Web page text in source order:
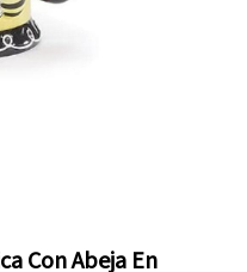
Con Abeja En